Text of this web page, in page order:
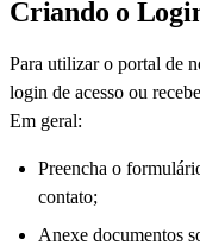
Criando o
Para utilizar o portal de
login de acesso ou
Em geral:
Preencha o
contato;
Anexe documentos